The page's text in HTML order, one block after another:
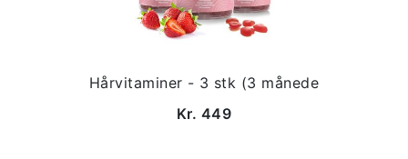
Hårvitaminer - 3 stk (3 månede
Kr. 449